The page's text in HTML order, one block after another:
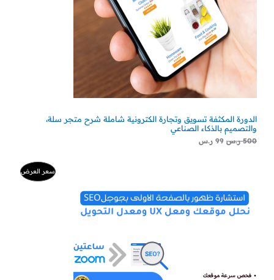
الدورة المكثفة تسويق وتجارة الكترونية شاملة شرح متجر سلة،
والتصميم بالذكاء الصناعي
500 ر.س 99 ر.س
سعر العرضمنتج
500 ر.س.
300 ر.س.